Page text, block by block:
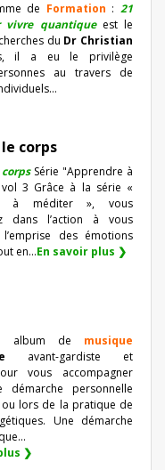
de Formation :21
vivre quantiqueest le
du Dr Christian
il a eu le privilège
au travers de
corps
Série "Apprendre à
3 Grâce à la série «
à méditer », vous
dans l’action à vous
des émotions
en...En savoir plus ❯
de musique
avant-gardiste et
vous accompagner
démarche personnelle
ou lors de la pratique de
Une démarche
❯